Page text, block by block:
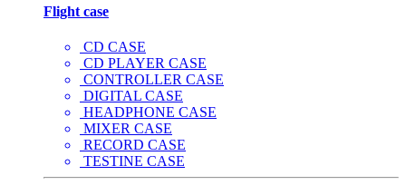
Flight case
CD CASE
CD PLAYER CASE
CONTROLLER CASE
DIGITAL CASE
HEADPHONE CASE
MIXER CASE
RECORD CASE
TESTINE CASE